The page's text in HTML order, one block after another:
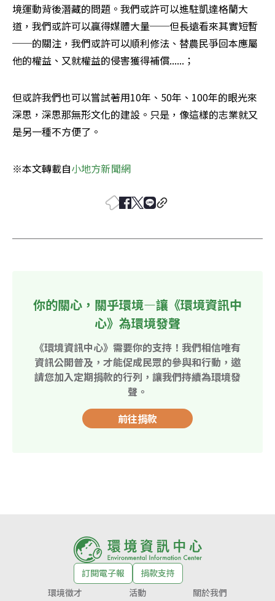
境運動背後潛藏的問題。我們或許可以進駐凱達格蘭大
道，我們或許可以贏得媒體大量──但長遠看來其實短暫
──的關注，我們或許可以順利修法、替農民爭回本應屬
他的權益、又就權益的侵害獲得補償......；
但或許我們也可以嘗試著用10年、50年、100年的眼光來
深思，深思那無形文化的建設。只是，像這樣的志業就又
是另一種不方便了。
※本文轉載自小地方新聞網
你的關心，關乎環境—讓《環境資訊中
心》為環境發聲
《環境資訊中心》需要你的支持！我們相信唯有
資訊公開普及，才能促成民眾的參與和行動，邀
請您加入定期捐款的行列，讓我們持續為環境發
聲。
前往捐款
訂閱電子報
捐款支持
環境徵才
活動 關於我們